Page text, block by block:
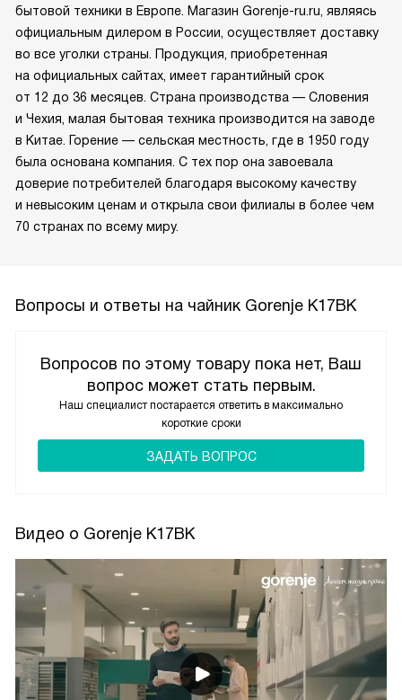
бытовой техники в Европе. Магазин Gorenje-ru.ru, являясь
официальным дилером в России, осуществляет доставку
во все уголки страны. Продукция, приобретенная
на официальных сайтах, имеет гарантийный срок
от 12 до 36 месяцев. Страна производства — Словения
и Чехия, малая бытовая техника производится на заводе
в Китае. Горение — сельская местность, где в 1950 году
была основана компания. С тех пор она завоевала
доверие потребителей благодаря высокому качеству
и невысоким ценам и открыла свои филиалы в более чем
70 странах по всему миру.
Вопросы и ответы на чайник Gorenje K17BK
Вопросов по этому товару пока нет, Ваш
вопрос может стать первым.
Наш специалист постарается ответить в максимально
короткие сроки
ЗАДАТЬ ВОПРОС
Видео о Gorenje K17BK